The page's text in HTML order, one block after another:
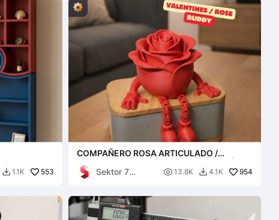
 1.1K 553
COMPAÑERO ROSA ARTICULADO /
REGALO PARA EL DÍA DE SAN VALENTÍN Y
DÍA DE LA MADRE
Sektor 7
 13.8K  4.1K 954